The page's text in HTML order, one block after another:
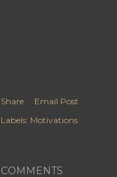
Share
Email Post
Labels: Motivations
COMMENTS